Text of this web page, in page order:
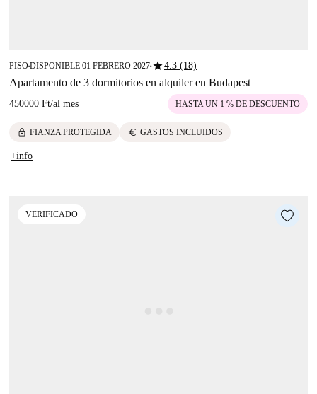
PISO■DISPONIBLE 01 FEBRERO 2027■star4.3 (18)
Apartamento de 3 dormitorios en alquiler en Budapest
450000 Ft/al mes HASTA UN 1 % DE DESCUENTO
lock FIANZA PROTEGIDA euro GASTOS INCLUIDOS
+info
VERIFICADO